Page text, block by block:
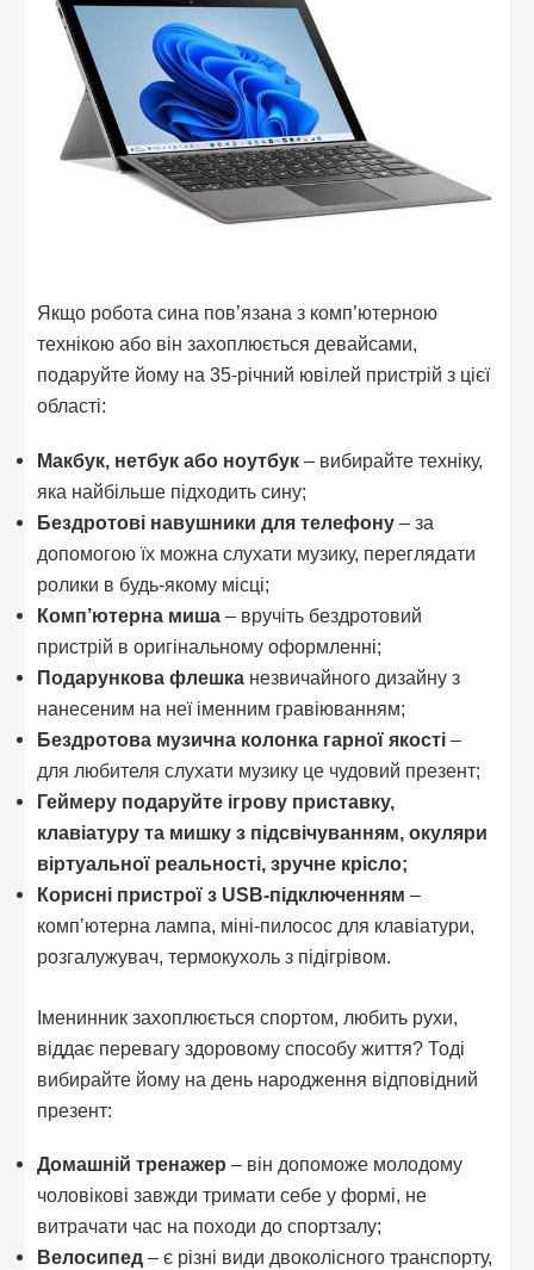
Якщо робота сина пов’язана з комп’ютерною
технікою або він захоплюється девайсами,
подаруйте йому на 35-річний ювілей пристрій з цієї
області:
Макбук, нетбук або ноутбук – вибирайте техніку,
яка найбільше підходить сину;
Бездротові навушники для телефону – за
допомогою їх можна слухати музику, переглядати
ролики в будь-якому місці;
Комп’ютерна миша – вручіть бездротовий
пристрій в оригінальному оформленні;
Подарункова флешка незвичайного дизайну з
нанесеним на неї іменним гравіюванням;
Бездротова музична колонка гарної якості –
для любителя слухати музику це чудовий презент;
Геймеру подаруйте ігрову приставку,
клавіатуру та мишку з підсвічуванням, окуляри
віртуальної реальності, зручне крісло;
Корисні пристрої з USB-підключенням –
комп’ютерна лампа, міні-пилосос для клавіатури,
розгалужувач, термокухоль з підігрівом.
Іменинник захоплюється спортом, любить рухи,
віддає перевагу здоровому способу життя? Тоді
вибирайте йому на день народження відповідний
презент:
Домашній тренажер – він допоможе молодому
чоловікові завжди тримати себе у формі, не
витрачати час на походи до спортзалу;
Велосипед – є різні види двоколісного транспорту,